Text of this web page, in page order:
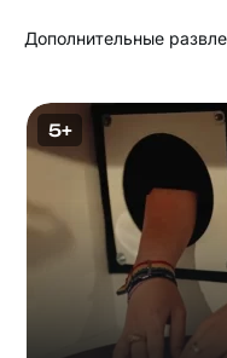
Дополнительные
5+